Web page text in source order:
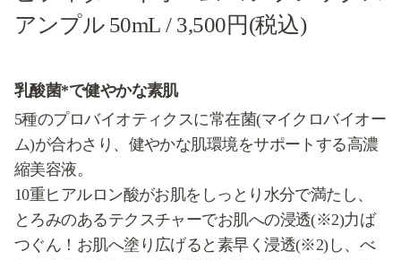
アンプル 50mL / 3,500円(税込)
乳酸菌*で健やかな素肌
5種のプロバイオティクスに常在菌(マイクロバイオー
ム)が合わさり、健やかな肌環境をサポートする高濃
縮美容液。
10重ヒアルロン酸がお肌をしっとり水分で満たし、
とろみのあるテクスチャーでお肌への浸透(※2)力ば
つぐん！お肌へ塗り広げると素早く浸透(※2)し、べ